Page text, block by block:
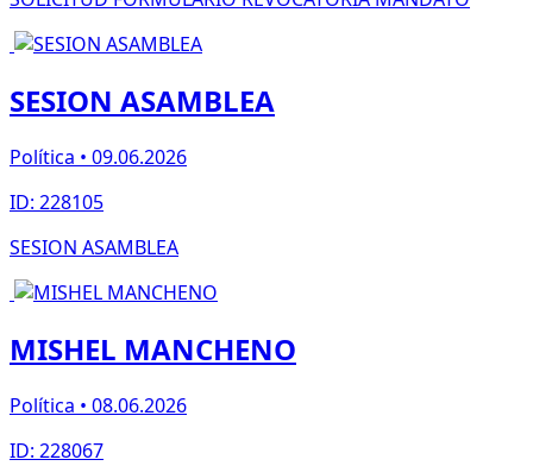
SESION ASAMBLEA
Política • 09.06.2026
ID: 228105
SESION ASAMBLEA
MISHEL MANCHENO
Política • 08.06.2026
ID: 228067